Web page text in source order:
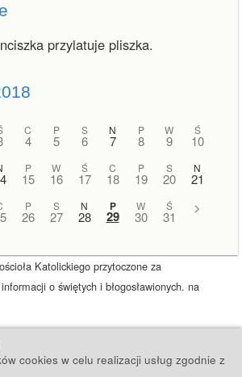
przylatuje pliszka.
C
4
P
5
S
6
N
7
P
8
W
9
Ś
10
P
15
W
16
Ś
17
C
18
P
19
S
20
N
21
P
26
S
27
N
28
P
29
W
30
Ś
31
>
Katolickiego przytoczone za
o świętych i błogosławionych. na
cookies w celu realizacji usług zgodnie z